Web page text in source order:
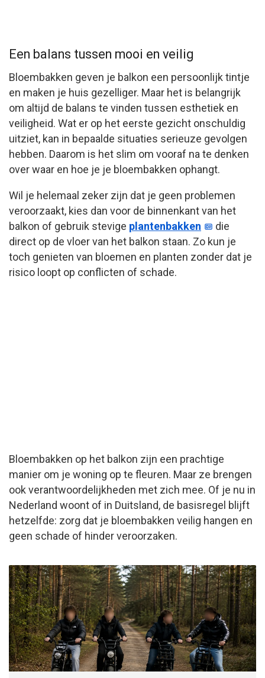
Een balans tussen mooi en veilig
Bloembakken geven je balkon een persoonlijk tintje
en maken je huis gezelliger. Maar het is belangrijk
om altijd de balans te vinden tussen esthetiek en
veiligheid. Wat er op het eerste gezicht onschuldig
uitziet, kan in bepaalde situaties serieuze gevolgen
hebben. Daarom is het slim om vooraf na te denken
over waar en hoe je je bloembakken ophangt.
Wil je helemaal zeker zijn dat je geen problemen
veroorzaakt, kies dan voor de binnenkant van het
balkon of gebruik stevige plantenbakken
die
direct op de vloer van het balkon staan. Zo kun je
toch genieten van bloemen en planten zonder dat je
risico loopt op conflicten of schade.
Bloembakken op het balkon zijn een prachtige
manier om je woning op te fleuren. Maar ze brengen
ook verantwoordelijkheden met zich mee. Of je nu in
Nederland woont of in Duitsland, de basisregel blijft
hetzelfde: zorg dat je bloembakken veilig hangen en
geen schade of hinder veroorzaken.